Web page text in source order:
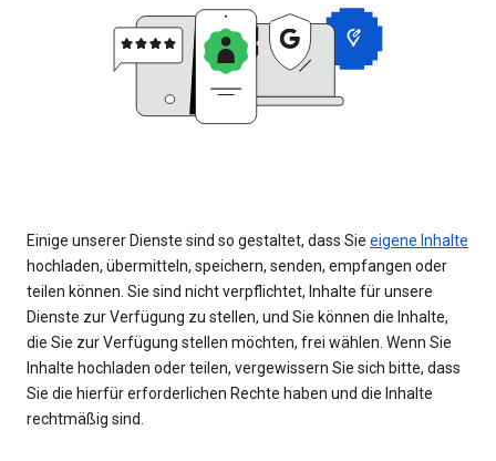
Einige unserer Dienste sind so gestaltet, dass Sie eigene Inhalte
hochladen, übermitteln, speichern, senden, empfangen oder
teilen können. Sie sind nicht verpflichtet, Inhalte für unsere
Dienste zur Verfügung zu stellen, und Sie können die Inhalte,
die Sie zur Verfügung stellen möchten, frei wählen. Wenn Sie
Inhalte hochladen oder teilen, vergewissern Sie sich bitte, dass
Sie die hierfür erforderlichen Rechte haben und die Inhalte
rechtmäßig sind.